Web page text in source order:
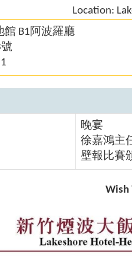
Location:
館 B1阿波羅廳
晚宴
徐嘉鴻主
壁報比賽
Wish